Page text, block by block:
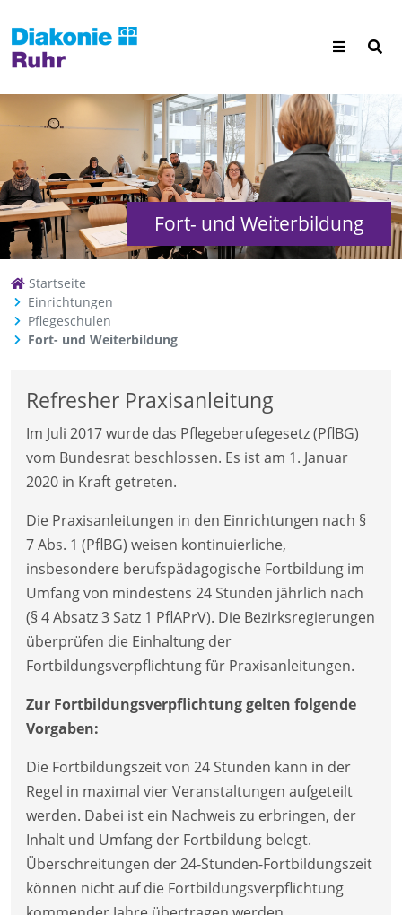
Fort- und Weiterbildung
Startseite
Einrichtungen
Pflegeschulen
Fort- und Weiterbildung
Refresher Praxisanleitung
Im Juli 2017 wurde das Pflegeberufegesetz (PflBG)
vom Bundesrat beschlossen. Es ist am 1. Januar
2020 in Kraft getreten.
Die Praxisanleitungen in den Einrichtungen nach §
7 Abs. 1 (PflBG) weisen kontinuierliche,
insbesondere berufspädagogische Fortbildung im
Umfang von mindestens 24 Stunden jährlich nach
(§ 4 Absatz 3 Satz 1 PflAPrV). Die Bezirksregierungen
überprüfen die Einhaltung der
Fortbildungsverpflichtung für Praxisanleitungen.
Zur Fortbildungsverpflichtung gelten folgende
Vorgaben:
Die Fortbildungszeit von 24 Stunden kann in der
Regel in maximal vier Veranstaltungen aufgeteilt
werden. Dabei ist ein Nachweis zu erbringen, der
Inhalt und Umfang der Fortbildung belegt.
Überschreitungen der 24-Stunden-Fortbildungszeit
können nicht auf die Fortbildungsverpflichtung